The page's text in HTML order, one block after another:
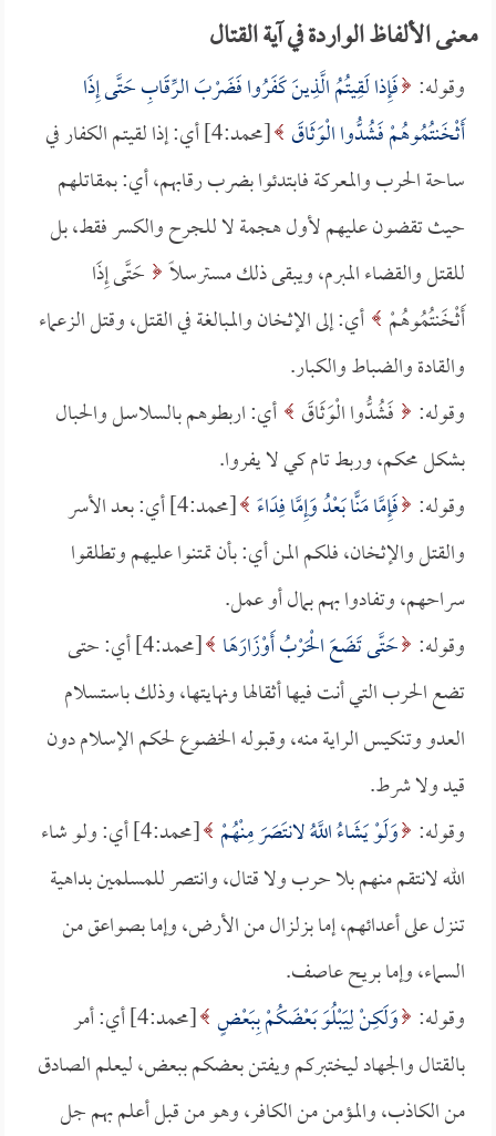
معنى الألفاظ الواردة في آية القتال
وقوله: فَإِذا لَقِيتُمُ الَّذِينَ كَفَرُوا فَضَرْبَ الرِّقَابِ حَتَّى إِذَا
أَثْخَنتُمُوهُمْ فَشُدُّوا الْوَثَاقَ
[محمد:4] أي: إذا لقيتم الكفار في
ساحة الحرب والمعركة فابتدئوا بضرب رقابهم، أي: بمقاتلهم
حيث تقضون عليهم لأول هجمة لا للجرح والكسر فقط، بل
للقتل والقضاء المبرم، ويبقى ذلك مسترسلاً حَتَّى إِذَا
أَثْخَنتُمُوهُمْ أي: إلى الإثخان والمبالغة في القتل، وقتل الزعماء
والقادة والضباط والكبار.
وقوله:
فَشُدُّوا الْوَثَاقَ أي: اربطوهم بالسلاسل والحبال
بشكل محكم، وربط تام كي لا يفروا.
وقوله: فَإِمَّا مَنًّا بَعْدُ وَإِمَّا فِدَاءً
[محمد:4] أي: بعد الأسر
والقتل والإثخان، فلكم المن أي: بأن تمتنوا عليهم وتطلقوا
سراحهم، وتفادوا بهم بمال أو عمل.
وقوله: حَتَّى تَضَعَ الْحَرْبُ أَوْزَارَهَا
[محمد:4] أي: حتى
تضع الحرب التي أنت فيها أثقالها ونهايتها، وذلك باستسلام
العدو وتنكيس الراية منه، وقبوله الخضوع لحكم الإسلام دون
قيد ولا شرط.
وقوله: وَلَوْ يَشَاءُ اللَّهُ لانتَصَرَ مِنْهُمْ
[محمد:4] أي: ولو شاء
الله لانتقم منهم بلا حرب ولا قتال، وانتصر للمسلمين بداهية
تنزل على أعدائهم، إما بزلزال من الأرض، وإما بصواعق من
السماء، وإما بريح عاصف.
وقوله: وَلَكِنْ لِيَبْلُوَ بَعْضَكُمْ بِبَعْضٍ
[محمد:4] أي: أمر
بالقتال والجهاد ليختبركم ويفتن بعضكم ببعض، ليعلم الصادق
من الكاذب، والمؤمن من الكافر، وهو من قبل أعلم بهم جل